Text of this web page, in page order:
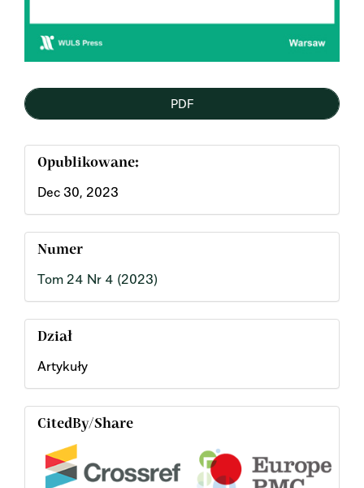
PDF
Opublikowane:
Dec 30, 2023
Numer
Tom 24 Nr 4 (2023)
Dział
Artykuły
CitedBy/Share